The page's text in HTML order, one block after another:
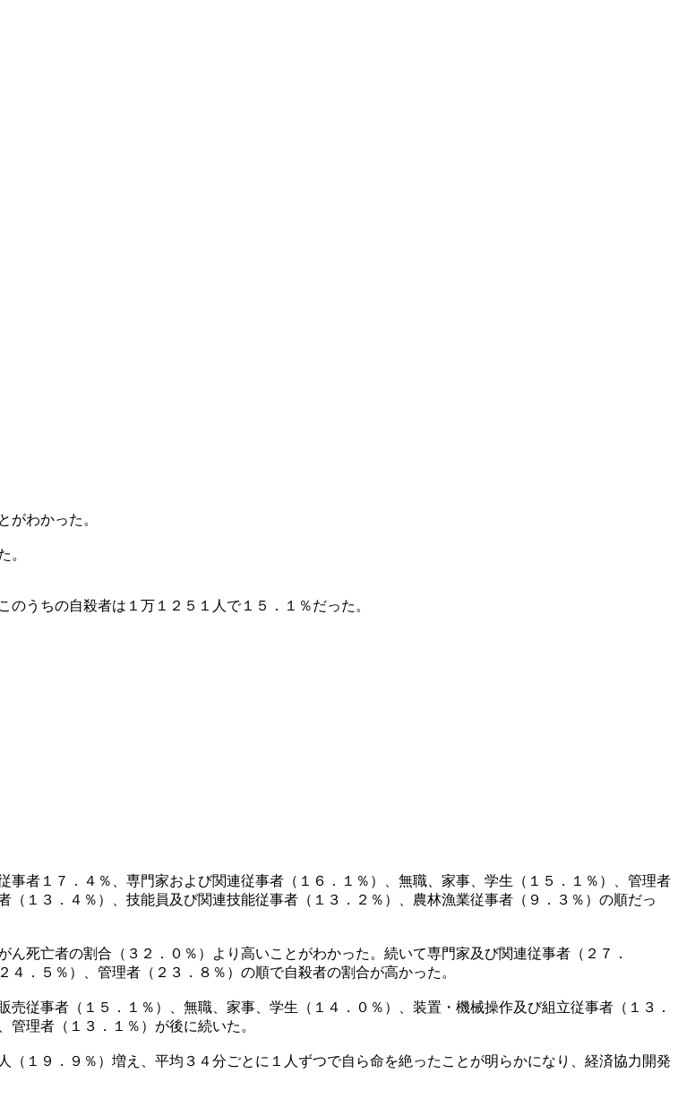
がわかった。
。
うちの自殺者は１万１２５１人で１５．１％だった。
者１７．４％、専門家および関連従事者（１６．１％）、無職、家事、学生（１５．１％）、管理者
１３．４％）、技能員及び関連技能従事者（１３．２％）、農林漁業従事者（９．３％）の順だっ
死亡者の割合（３２．０％）より高いことがわかった。続いて専門家及び関連従事者（２７．
．５％）、管理者（２３．８％）の順で自殺者の割合が高かった。
従事者（１５．１％）、無職、家事、学生（１４．０％）、装置・機械操作及び組立従事者（１３．
理者（１３．１％）が後に続いた。
１９．９％）増え、平均３４分ごとに１人ずつで自ら命を絶ったことが明らかになり、経済協力開発